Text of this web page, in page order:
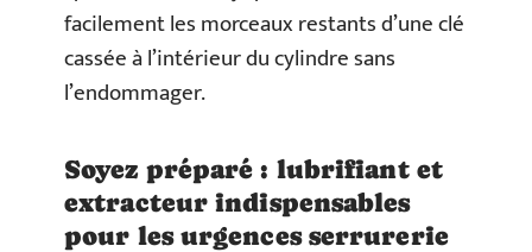
facilement les morceaux restants d’une clé
cassée à l’intérieur du cylindre sans
l’endommager.
Soyez préparé : lubrifiant et
extracteur indispensables
pour les urgences serrurerie